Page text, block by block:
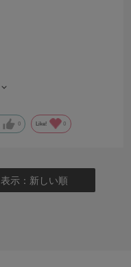
0 Like! 0
表示：新しい順